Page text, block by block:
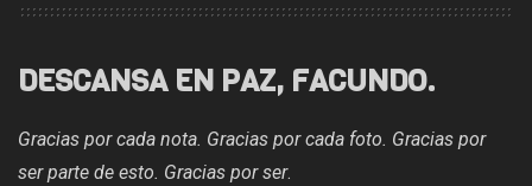
DESCANSA EN PAZ, FACUNDO.
Gracias por cada nota. Gracias por cada foto. Gracias por
ser parte de esto. Gracias por ser.